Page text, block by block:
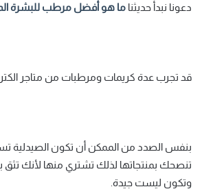
دعونا نبدأ حديثنا ما هو أفضل مرطب للبشرة
قد تجرب عدة كريمات ومرطبات من متاجر
بنفس الصدد من الممكن أن تكون الصيدلية
تنصحك بمنتجاتها لذلك تشتري منها لأنك تثق
وتكون ليست جيدة.